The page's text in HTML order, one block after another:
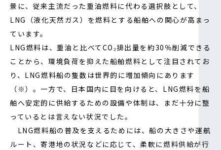
景に、従来主流だった重油燃料に代わる選択肢として、
LNG（液化天然ガス）を燃料とする船舶への関心が高まっ
ています。
LNG燃料は、重油と比べてCO₂排出量を約30％削減できる
ことから、環境負荷を抑えた船舶燃料として注目されてお
り、LNG燃料船の隻数は世界的に増加傾向にあります
（※）。一方で、日本国内に目を向けると、LNG燃料を船
舶へ安定的に供給するための設備や体制は、まだ十分に整
っているとは言えない状況でした。
LNG燃料船の普及を支えるためには、船の大きさや運航
ルート、寄港地の状況などに応じて、柔軟に燃料供給が行